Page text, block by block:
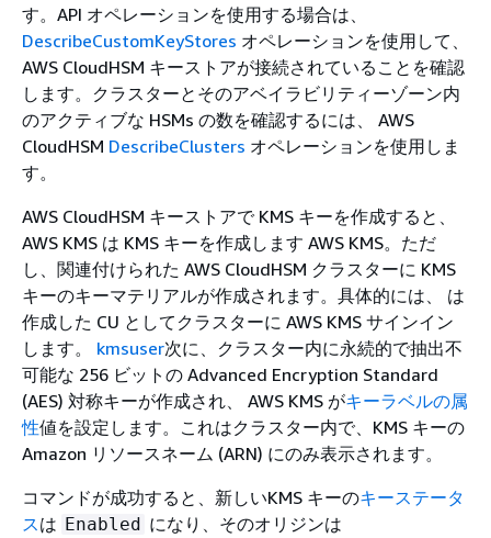
す。API オペレーションを使用する場合は、
DescribeCustomKeyStores オペレーションを使用して、
AWS CloudHSM キーストアが接続されていることを確認
します。クラスターとそのアベイラビリティーゾーン内
のアクティブな HSMs の数を確認するには、 AWS
CloudHSM DescribeClusters オペレーションを使用しま
す。
AWS CloudHSM キーストアで KMS キーを作成すると、
AWS KMS は KMS キーを作成します AWS KMS。ただ
し、関連付けられた AWS CloudHSM クラスターに KMS
キーのキーマテリアルが作成されます。具体的には、 は
作成した CU としてクラスターに AWS KMS サインイン
します。 kmsuser次に、クラスター内に永続的で抽出不
可能な 256 ビットの Advanced Encryption Standard
(AES) 対称キーが作成され、 AWS KMS がキーラベルの属
性値を設定します。これはクラスター内で、KMS キーの
Amazon リソースネーム (ARN) にのみ表示されます。
コマンドが成功すると、新しいKMS キーのキーステータ
スは Enabled になり、そのオリジンは